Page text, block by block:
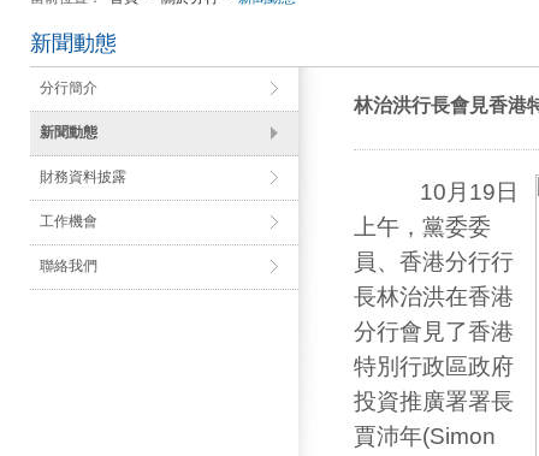
新聞動態
分行簡介
新聞動態
財務資料披露
工作機會
聯絡我們
林治洪行長會見香港
10月19日
上午，黨委委
員、香港分行行
長林治洪在香港
分行會見了香港
特別行政區政府
投資推廣署署長
賈沛年(Simon